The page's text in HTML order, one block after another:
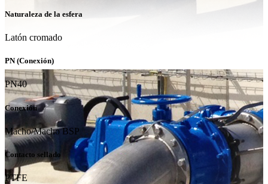
Naturaleza de la esfera
Latón cromado
PN (Conexión)
PN40
Conexión
Macho/Macho BSP
Contacto sellado
PTFE